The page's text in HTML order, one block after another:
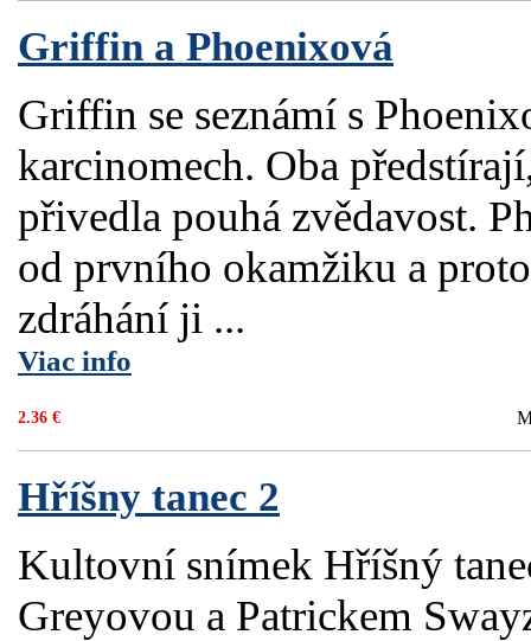
Griffin a Phoenixová
Griffin se seznámí s
karcinomech. Oba
přivedla pouhá zvědavost.
od prvního okamžiku a
zdráhání ji ...
Viac info
2.36 €
Hříšny tanec 2
Kultovní snímek Hříšný
Greyovou a Patrickem